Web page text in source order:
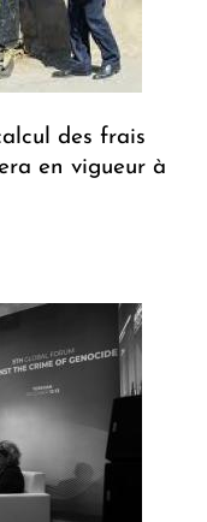
des frais
en vigueur à